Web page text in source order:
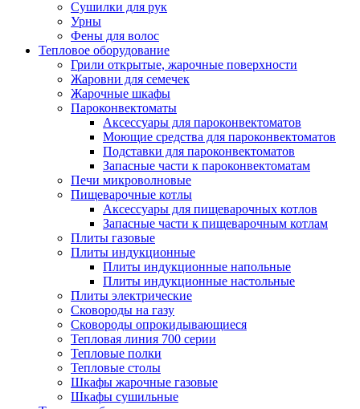
Сушилки для рук
Урны
Фены для волос
Тепловое оборудование
Грили открытые, жарочные поверхности
Жаровни для семечек
Жарочные шкафы
Пароконвектоматы
Аксессуары для пароконвектоматов
Моющие средства для пароконвектоматов
Подставки для пароконвектоматов
Запасные части к пароконвектоматам
Печи микроволновые
Пищеварочные котлы
Аксессуары для пищеварочных котлов
Запасные части к пищеварочным котлам
Плиты газовые
Плиты индукционные
Плиты индукционные напольные
Плиты индукционные настольные
Плиты электрические
Сковороды на газу
Сковороды опрокидывающиеся
Тепловая линия 700 серии
Тепловые полки
Тепловые столы
Шкафы жарочные газовые
Шкафы сушильные